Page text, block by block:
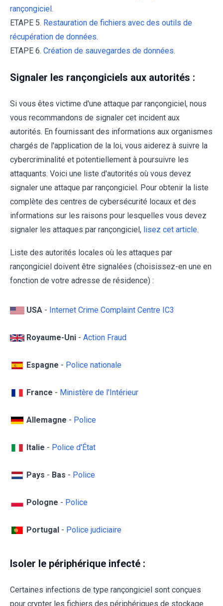
rançongiciel.
ETAPE 5. Restauration de fichiers avec des outils de
récupération de données.
ETAPE 6. Création de sauvegardes de données.
Signaler les rançongiciels aux autorités :
Si vous êtes victime d'une attaque par rançongiciel, nous
vous recommandons de signaler cet incident aux
autorités. En fournissant des informations aux organismes
chargés de l'application de la loi, vous aiderez à suivre la
cybercriminalité et potentiellement à poursuivre les
attaquants. Voici une liste d'autorités où vous devez
signaler une attaque par rançongiciel. Pour obtenir la liste
complète des centres de cybersécurité locaux et des
informations sur les raisons pour lesquelles vous devez
signaler les attaques par rançongiciel, lisez cet article.
Liste des autorités locales où les attaques par
rançongiciel doivent être signalées (choisissez-en une en
fonction de votre adresse de résidence) :
USA - Internet Crime Complaint Centre IC3
Royaume-Uni - Action Fraud
Espagne - Police nationale
France - Ministère de l'Intérieur
Allemagne - Police
Italie - Police d'État
Pays - Bas - Police
Pologne - Police
Portugal - Police judiciaire
Isoler le périphérique infecté :
Certaines infections de type rançongiciel sont conçues
pour crypter les fichiers des périphériques de stockage